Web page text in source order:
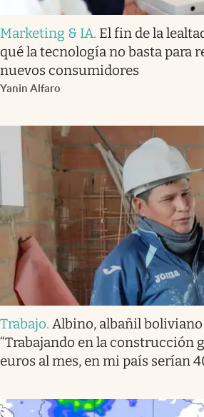
Marketing & IA. El fin de la
qué la tecnología no basta para
nuevos consumidores
Yanin Alfaro
Trabajo. Albino, albañil boliviano
“Trabajando en la construcción
euros al mes, en mi país serían